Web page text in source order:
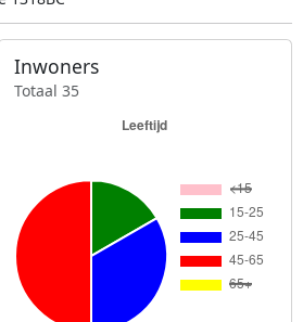
Inwoners
Totaal 35